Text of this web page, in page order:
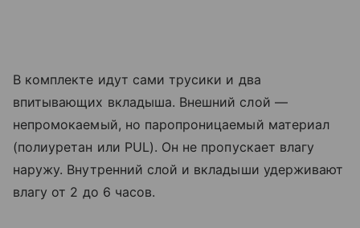
В комплекте идут сами трусики и два
впитывающих вкладыша. Внешний слой —
непромокаемый, но паропроницаемый материал
(полиуретан или PUL). Он не пропускает влагу
наружу. Внутренний слой и вкладыши удерживают
влагу от 2 до 6 часов.